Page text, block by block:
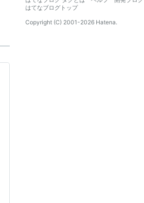
はてなブログトップ
Copyright (C) 2001-2026 Hatena.